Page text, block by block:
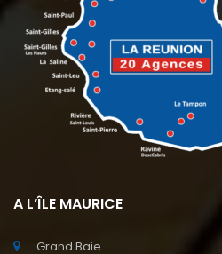
A L’ÎLE MAURICE
Grand Baie